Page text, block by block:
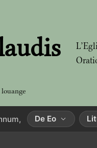
De Eo